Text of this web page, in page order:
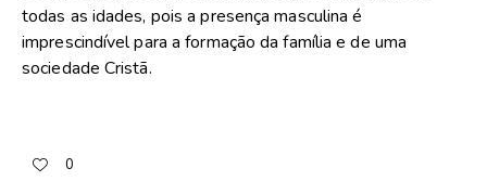
todas as idades, pois a presença masculina é
imprescindível para a formação da família e de uma
sociedade Cristã.
0